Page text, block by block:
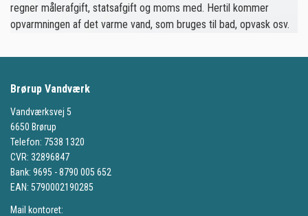
regner målerafgift, statsafgift og moms med. Hertil kommer
opvarmningen af det varme vand, som bruges til bad, opvask osv.
Brørup Vandværk
Vandværksvej 5
6650 Brørup
Telefon: 7538 1320
CVR: 32896847
Bank: 9695 - 8790 005 652
EAN: 5790002190285
Mail kontoret: